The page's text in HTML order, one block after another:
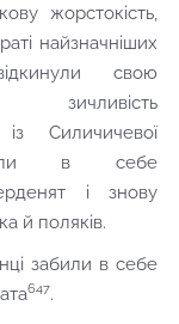
жорстокість,
найзначніших
свою
зичливість
Силичичевої
в себе
і знову
й поляків.
забили в себе
647.